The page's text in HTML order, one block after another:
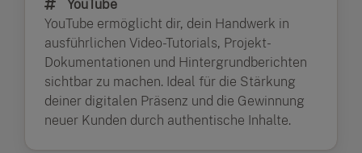
YouTube
YouTube ermöglicht dir, dein Handwerk in
ausführlichen Video-Tutorials, Projekt-
Dokumentationen und Hintergrundberichten
sichtbar zu machen. Ideal für die Stärkung
deiner digitalen Präsenz und die Gewinnung
neuer Kunden durch authentische Inhalte.